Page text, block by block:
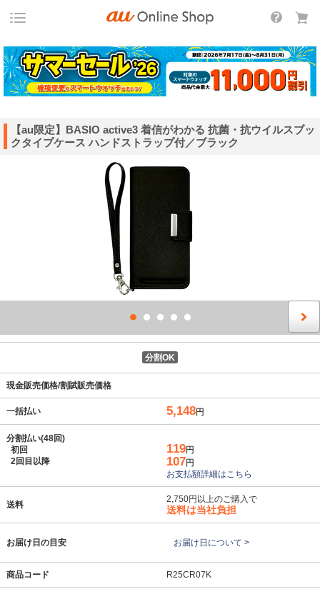
【au限定】BASIO active3 着信がわかる 抗菌・抗ウイルスブッ
クタイプケース ハンドストラップ付／ブラック
分割OK
現金販売価格/割賦販売価格
一括払い 5,148円
分割払い(48回)
初回
2回目以降
119円
107円
お支払額詳細はこちら
送料
2,750円以上のご購入で
送料は当社負担
お届け日の目安 お届け日について >
商品コード R25CR07K